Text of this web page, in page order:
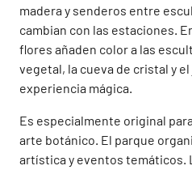
madera y senderos entre
cambian con las estaciones.
flores añaden color a las
vegetal, la cueva de cristal y
experiencia mágica.
Es especialmente original
arte botánico. El parque
artística y eventos temáticos.